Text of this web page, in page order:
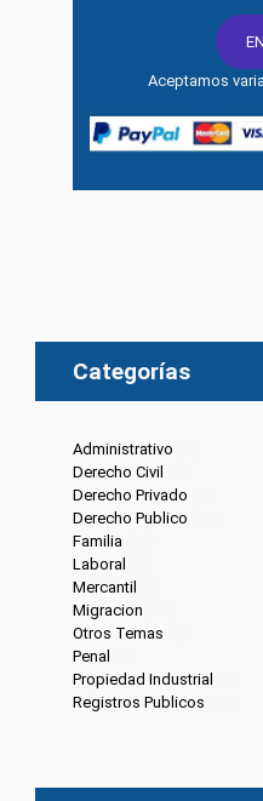
Aceptamos
Categorías
Administrativo
Derecho Civil
Derecho Privado
Derecho Publico
Familia
Laboral
Mercantil
Migracion
Otros Temas
Penal
Propiedad Industrial
Registros Publicos